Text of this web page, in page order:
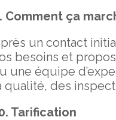
Comment ça
un contact
besoins et
une équipe
qualité, des
Tarification